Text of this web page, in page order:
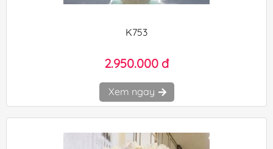
K753
2.950.000 đ
Xem ngay